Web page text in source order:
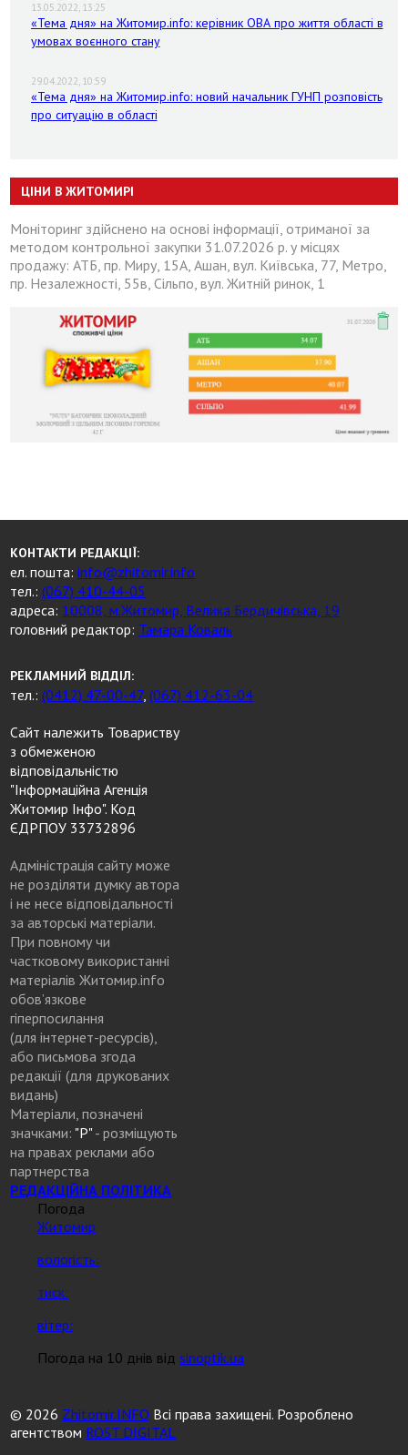
13.05.2022, 13:25
«Тема дня» на Житомир.info: керівник ОВА про життя області в
умовах воєнного стану
29.04.2022, 10:59
«Тема дня» на Житомир.info: новий начальник ГУНП розповість
про ситуацію в області
ЦІНИ В ЖИТОМИРІ
Моніторинг здійснено на основі інформації, отриманої за
методом контрольної закупки 31.07.2026 р. у місцях
продажу: АТБ, пр. Миру, 15А, Ашан, вул. Київська, 77, Метро,
пр. Незалежності, 55в, Сільпо, вул. Житній ринок, 1
КОНТАКТИ РЕДАКЦІЇ:
ел. пошта:info@zhitomir.info
тел.:(067) 410-44-05
адреса: 10008, м.Житомир, Велика Бердичівська, 19
головний редактор: Тамара Коваль
РЕКЛАМНИЙ ВІДДІЛ:
тел.:(0412) 47-00-47,(067) 412-63-04
Сайт належить Товариству
з обмеженою
відповідальністю
"Інформаційна Агенція
Житомир Інфо". Код
ЄДРПОУ 33732896
Адміністрація сайту може
не розділяти думку автора
і не несе відповідальності
за авторські матеріали.
При повному чи
частковому використанні
матеріалів Житомир.info
обов’язкове
гіперпосилання
(для інтернет-ресурсів),
або письмова згода
редакції (для друкованих
видань)
Матеріали, позначені
значками: "Р"- розміщують
на правах реклами або
партнерства
РЕДАКЦІЙНА ПОЛІТИКА
Погода
Житомир
вологість:
тиск:
вітер:
Погода на 10 днів відsinoptik.ua
© 2026 Zhitomir.INFO Всі права захищені. Розроблено
агентством ROST DIGITAL